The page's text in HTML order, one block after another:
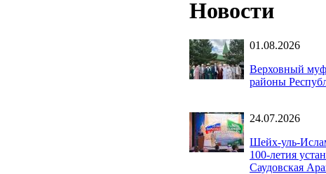
Новости
01.08.2026
Верховный
районы
24.07.2026
Шейх-уль-
100-летия
Саудовская